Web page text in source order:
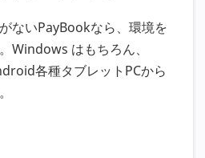
ないPayBookなら、環境を
Windows はもちろん、
各種タブレットPCから